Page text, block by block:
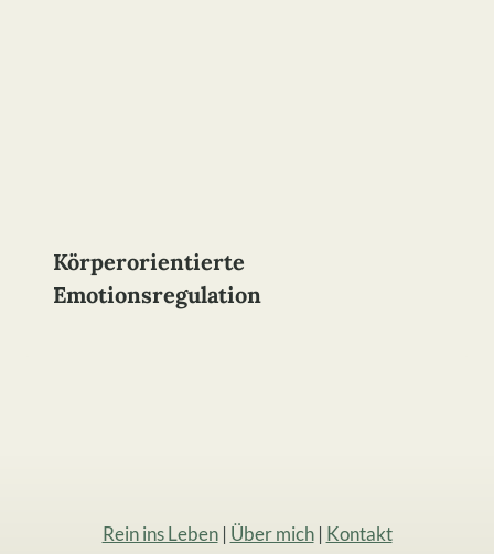
Körperorientierte
Emotionsregulation
Rein ins Leben| Über mich| Kontakt